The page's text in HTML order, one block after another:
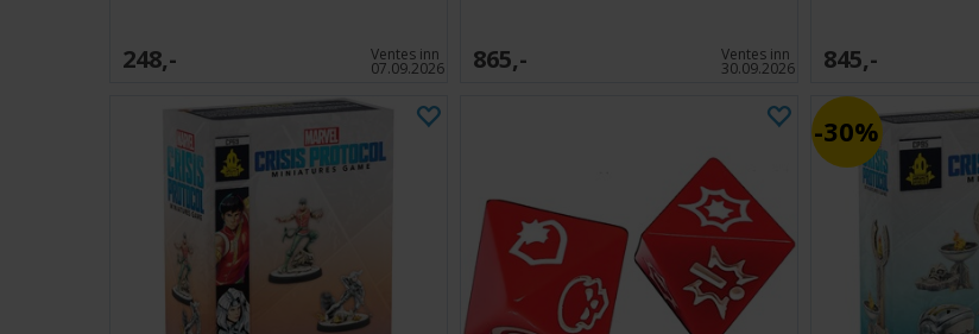
248,- Ventes inn
07.09.2026 865,- Ventes inn
30.09.2026 845,-
30%